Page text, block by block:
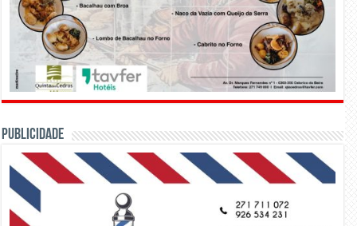
PUBLICIDADE